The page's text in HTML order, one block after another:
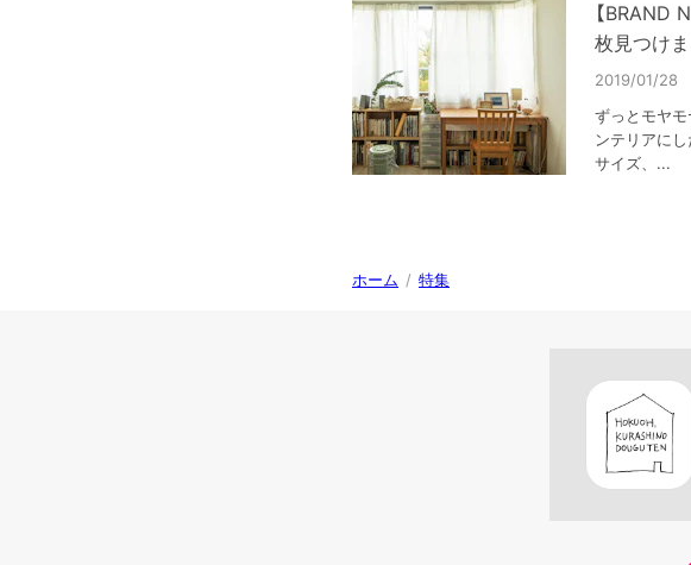
【BRAND
枚見つけ
2019/01/28
ずっとモヤモ
ンテリアに
サイズ、...
ホーム / 特集